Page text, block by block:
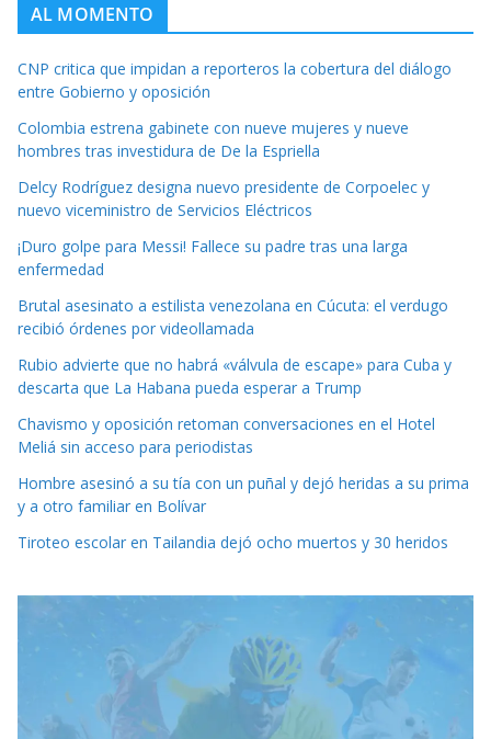
AL MOMENTO
CNP critica que impidan a reporteros la cobertura del diálogo
entre Gobierno y oposición
Colombia estrena gabinete con nueve mujeres y nueve
hombres tras investidura de De la Espriella
Delcy Rodríguez designa nuevo presidente de Corpoelec y
nuevo viceministro de Servicios Eléctricos
¡Duro golpe para Messi! Fallece su padre tras una larga
enfermedad
Brutal asesinato a estilista venezolana en Cúcuta: el verdugo
recibió órdenes por videollamada
Rubio advierte que no habrá «válvula de escape» para Cuba y
descarta que La Habana pueda esperar a Trump
Chavismo y oposición retoman conversaciones en el Hotel
Meliá sin acceso para periodistas
Hombre asesinó a su tía con un puñal y dejó heridas a su prima
y a otro familiar en Bolívar
Tiroteo escolar en Tailandia dejó ocho muertos y 30 heridos